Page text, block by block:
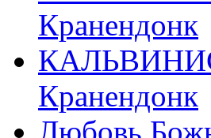
Кранендонк
Кранендонк
Любовь